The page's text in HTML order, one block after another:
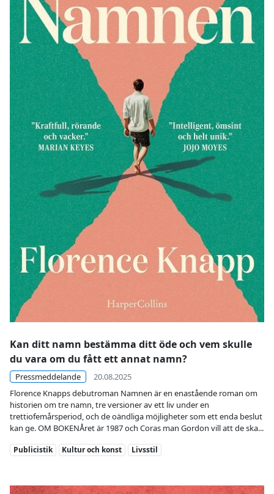
Kan ditt namn bestämma ditt öde och vem skulle
du vara om du fått ett annat namn?
Pressmeddelande
20.08.2025
Florence Knapps debutroman Namnen är en enastående roman om
historien om tre namn, tre versioner av ett liv under en
trettiofemårsperiod, och de oändliga möjligheter som ett enda beslut
kan ge. OM BOKENÅret är 1987 och Coras man Gordon vill att de ska...
Kategori
Publicistik Kategori
Kultur och konst Kategori
Livsstil